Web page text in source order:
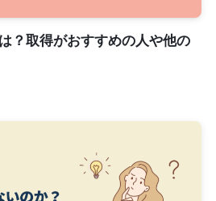
？取得がおすすめの人や他の